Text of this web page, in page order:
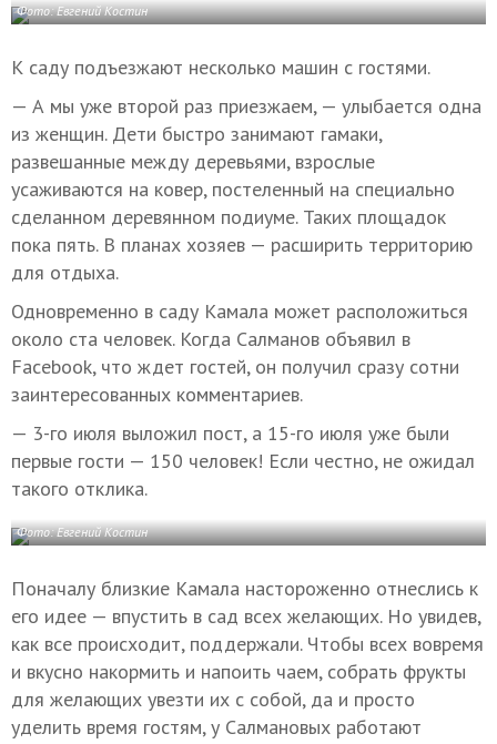
Фото: Евгений Костин
К саду подъезжают несколько машин с гостями.
— А мы уже второй раз приезжаем, — улыбается одна
из женщин. Дети быстро занимают гамаки,
развешанные между деревьями, взрослые
усаживаются на ковер, постеленный на специально
сделанном деревянном подиуме. Таких площадок
пока пять. В планах хозяев — расширить территорию
для отдыха.
Одновременно в саду Камала может расположиться
около ста человек. Когда Салманов объявил в
Facebook, что ждет гостей, он получил сразу сотни
заинтересованных комментариев.
— 3-го июля выложил пост, а 15-го июля уже были
первые гости — 150 человек! Если честно, не ожидал
такого отклика.
Фото: Евгений Костин
Поначалу близкие Камала настороженно отнеслись к
его идее — впустить в сад всех желающих. Но увидев,
как все происходит, поддержали. Чтобы всех вовремя
и вкусно накормить и напоить чаем, собрать фрукты
для желающих увезти их с собой, да и просто
уделить время гостям, у Салмановых работают